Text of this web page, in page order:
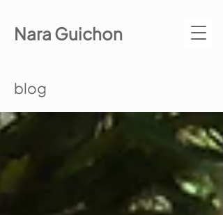
Nara Guichon
blog